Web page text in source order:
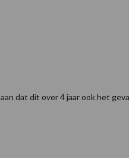
dat dit over 4 jaar ook het